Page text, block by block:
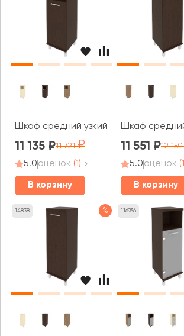
Шкаф средний узкий 1 низкая дверь
11 135 11 721
5.0оценок (1)
В корзину
Шкаф
11 551 12 159
5.0оценок
В корзину
14838 % 116936